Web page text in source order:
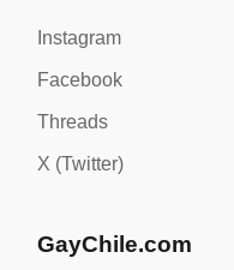
Instagram
Facebook
Threads
X (Twitter)
GayChile.com